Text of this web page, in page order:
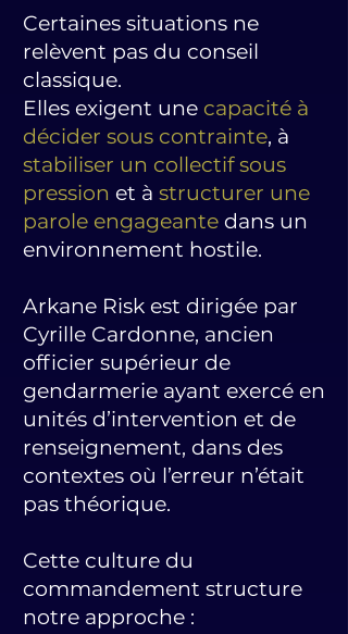
Certaines situations ne
relèvent pas du conseil
classique.
Elles exigent une capacité à
décider sous contrainte, à
stabiliser un collectif sous
pression et à structurer une
parole engageante dans un
environnement hostile.
Arkane Risk est dirigée par
Cyrille Cardonne, ancien
officier supérieur de
gendarmerie ayant exercé en
unités d’intervention et de
renseignement, dans des
contextes où l’erreur n’était
pas théorique.
Cette culture du
commandement structure
notre approche :